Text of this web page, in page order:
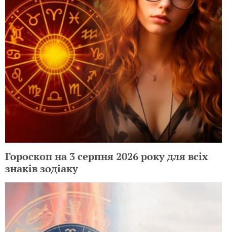
Преимущества дистанционного
обучения: стоит ли выбирать этот
формат для вашего ребенка